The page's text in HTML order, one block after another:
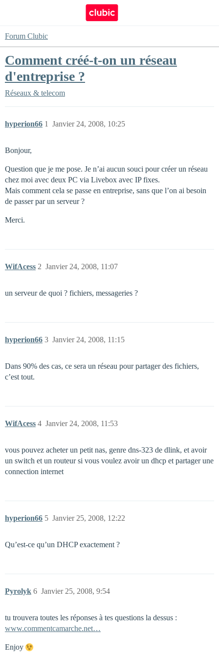
Forum Clubic
Comment créé-t-on un réseau
d'entreprise ?
Réseaux & telecom
hyperion66 Janvier 24, 2008, 10:25
1
Bonjour,
Question que je me pose. Je n’ai aucun souci pour créer un réseau
chez moi avec deux PC via Livebox avec IP fixes.
Mais comment cela se passe en entreprise, sans que l’on ai besoin
de passer par un serveur ?
Merci.
WifAcess Janvier 24, 2008, 11:07
2
un serveur de quoi ? fichiers, messageries ?
hyperion66 Janvier 24, 2008, 11:15
3
Dans 90% des cas, ce sera un réseau pour partager des fichiers,
c’est tout.
WifAcess Janvier 24, 2008, 11:53
4
vous pouvez acheter un petit nas, genre dns-323 de dlink, et avoir
un switch et un routeur si vous voulez avoir un dhcp et partager une
connection internet
hyperion66 Janvier 25, 2008, 12:22
5
Qu’est-ce qu’un DHCP exactement ?
Pyrolyk Janvier 25, 2008, 9:54
6
tu trouvera toutes les réponses à tes questions la dessus :
www.commentcamarche.net…
Enjoy